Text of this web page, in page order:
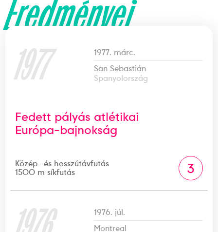
Eredményei
1977
1977. márc.
San Sebastián
Spanyolország
Fedett pályás atlétikai
Európa-bajnokság
Közép- és hosszútávfutás
1500 m síkfutás
3
1976. júl.
Montreal